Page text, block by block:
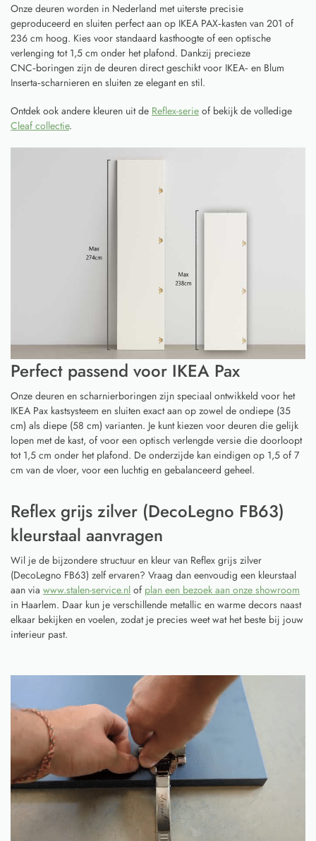
Onze deuren worden in Nederland met uiterste precisie
geproduceerd en sluiten perfect aan op IKEA PAX‑kasten van 201 of
236 cm hoog. Kies voor standaard kasthoogte of een optische
verlenging tot 1,5 cm onder het plafond. Dankzij precieze
CNC‑boringen zijn de deuren direct geschikt voor IKEA‑ en Blum
Inserta‑scharnieren en sluiten ze elegant en stil.
Ontdek ook andere kleuren uit de Reflex-serie of bekijk de volledige
Cleaf collectie.
Perfect passend voor IKEA Pax
Onze deuren en scharnierboringen zijn speciaal ontwikkeld voor het
IKEA Pax kastsysteem en sluiten exact aan op zowel de ondiepe (35
cm) als diepe (58 cm) varianten. Je kunt kiezen voor deuren die gelijk
lopen met de kast, of voor een optisch verlengde versie die doorloopt
tot 1,5 cm onder het plafond. De onderzijde kan eindigen op 1,5 of 7
cm van de vloer, voor een luchtig en gebalanceerd geheel.
Reflex grijs zilver (DecoLegno FB63)
kleurstaal aanvragen
Wil je de bijzondere structuur en kleur van Reflex grijs zilver
(DecoLegno FB63) zelf ervaren? Vraag dan eenvoudig een kleurstaal
aan via www.stalen-service.nl of plan een bezoek aan onze showroom
in Haarlem. Daar kun je verschillende metallic en warme decors naast
elkaar bekijken en voelen, zodat je precies weet wat het beste bij jouw
interieur past.